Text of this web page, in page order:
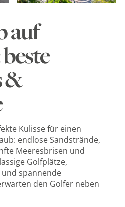
auf
&
Kulisse für einen
endlose Sandstrände,
Meeresbrisen und
Golfplätze,
spannende
den Golfer neben